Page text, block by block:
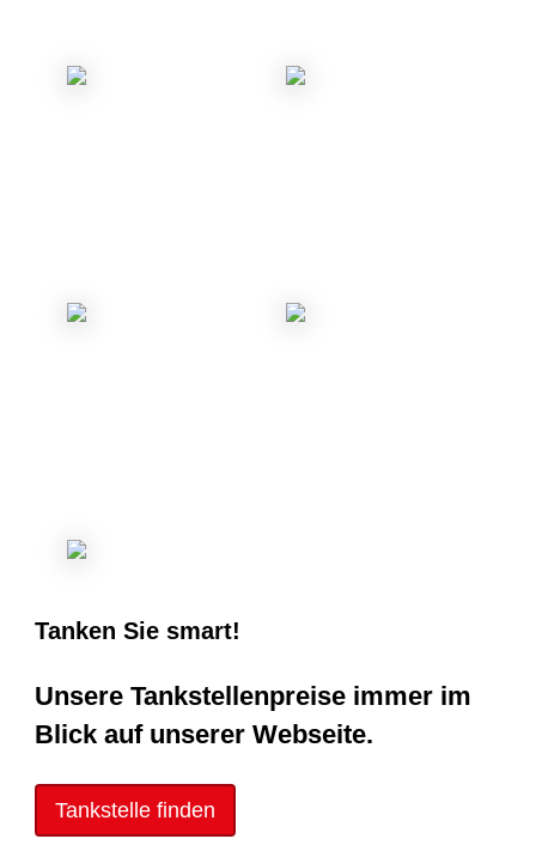
Tanken Sie smart!
Unsere Tankstellenpreise immer im
Blick auf unserer Webseite.
Tankstelle finden